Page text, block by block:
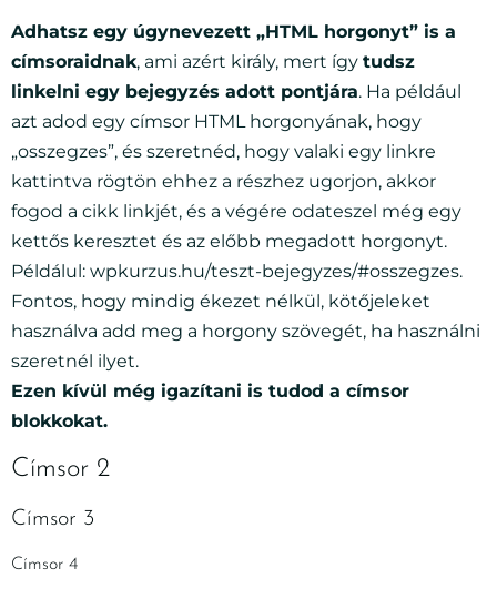
Adhatsz egy úgynevezett „HTML horgonyt” is a
címsoraidnak, ami azért király, mert így tudsz
linkelni egy bejegyzés adott pontjára. Ha például
azt adod egy címsor HTML horgonyának, hogy
„osszegzes”, és szeretnéd, hogy valaki egy linkre
kattintva rögtön ehhez a részhez ugorjon, akkor
fogod a cikk linkjét, és a végére odateszel még egy
kettős keresztet és az előbb megadott horgonyt.
Példálul: wpkurzus.hu/teszt-bejegyzes/#osszegzes.
Fontos, hogy mindig ékezet nélkül, kötőjeleket
használva add meg a horgony szövegét, ha használni
szeretnél ilyet.
Ezen kívül még igazítani is tudod a címsor
blokkokat.
Címsor 2
Címsor 3
Címsor 4